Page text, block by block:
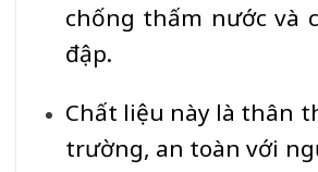
chống thấm nước và
đập.
Chất liệu này là thân
trường, an toàn với